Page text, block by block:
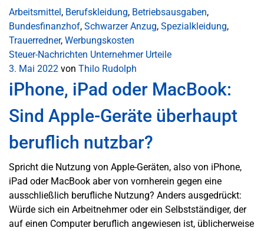
Arbeitsmittel, Berufskleidung, Betriebsausgaben,
Bundesfinanzhof, Schwarzer Anzug, Spezialkleidung,
Trauerredner, Werbungskosten
Steuer-Nachrichten Unternehmer Urteile
3. Mai 2022 von Thilo Rudolph
iPhone, iPad oder MacBook:
Sind Apple-Geräte überhaupt
beruflich nutzbar?
Spricht die Nutzung von Apple-Geräten, also von iPhone,
iPad oder MacBook aber von vornherein gegen eine
ausschließlich berufliche Nutzung? Anders ausgedrückt:
Würde sich ein Arbeitnehmer oder ein Selbstständiger, der
auf einen Computer beruflich angewiesen ist, üblicherweise